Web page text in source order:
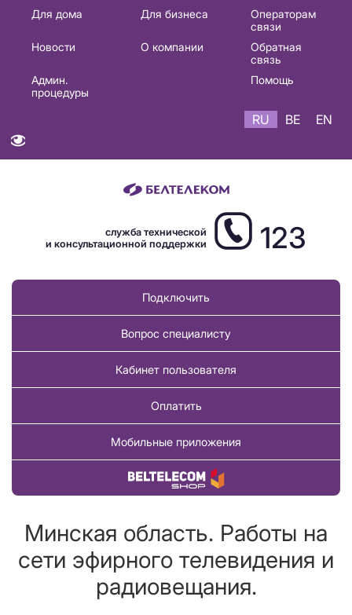
Основная
навигация
Для дома Для бизнеса
Операторам
связи
Новости
О компании
Обратная
связь
Админ.
процедуры
Помощь
RU BE EN
служба технической
и консультационной поддержки
123
Подключить
Вопрос специалисту
Кабинет пользователя
Оплатить
Мобильные приложения
Купить товар
Минская область. Работы на
сети эфирного телевидения и
радиовещания.